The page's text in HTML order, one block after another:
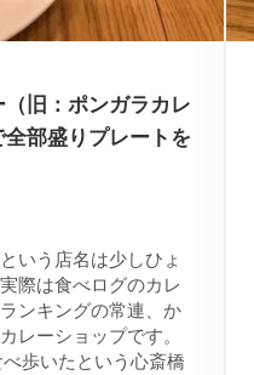
旧：ポンガラカレ
部盛りプレートを
いう店名は少しひょ
際は食べログのカレ
ンキングの常連、か
レーショップです。
歩いたという心斎橋